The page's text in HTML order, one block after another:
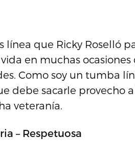
línea que Ricky Roselló
en muchas
Como soy un tumba
debe sacarle provecho
veteranía.
– Respetuosa